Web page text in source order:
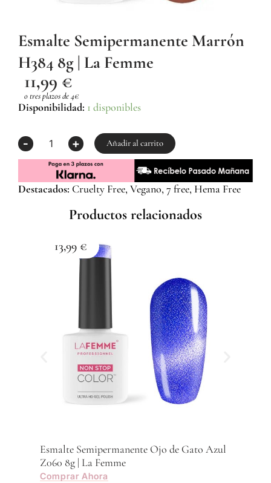
Esmalte Semipermanente Marrón
H384 8g | La Femme
11,99 €
o tres plazos de 4€
Disponibilidad: 1 disponibles
-
Esmalte
H384
8g
Femme
+ Añadir al carrito
Destacados: Cruelty Free, Vegano, 7 free, Hema Free
Productos relacionados
13,99 €
Esmalte Semipermanente Ojo de Gato Azul
Z060 8g | La Femme
Comprar Ahora